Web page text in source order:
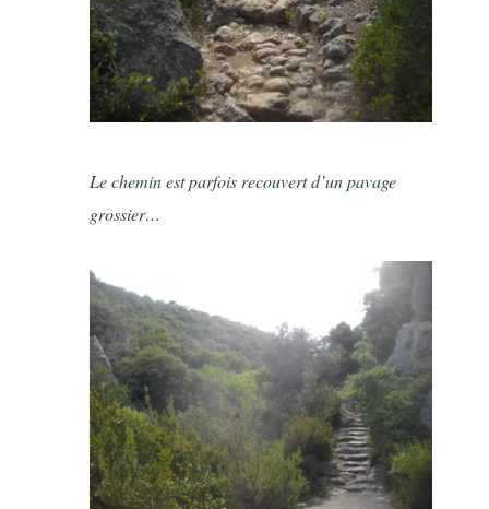
Le chemin est parfois recouvert d’un pavage
grossier…